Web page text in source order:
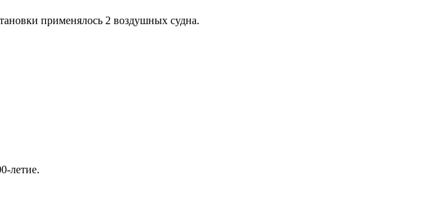
применялось 2 воздушных судна.
летие.